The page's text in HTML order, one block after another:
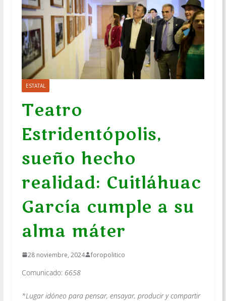
ESTATAL
Teatro
Estridentópolis,
sueño hecho
realidad: Cuitláhuac
García cumple a su
alma máter
28 noviembre, 2024 foropolitico
Comunicado: 6658
*Lugar idóneo para pensar, ensayar, producir y compartir